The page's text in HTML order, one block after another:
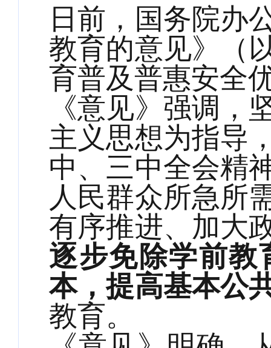
日前，国务院办
教育的意见》（
育普及普惠安全
《意见》强调，
主义思想为指导
中、三中全会精
人民群众所急所
有序推进、加大
逐步免除学前教
本，提高基本公
教育。